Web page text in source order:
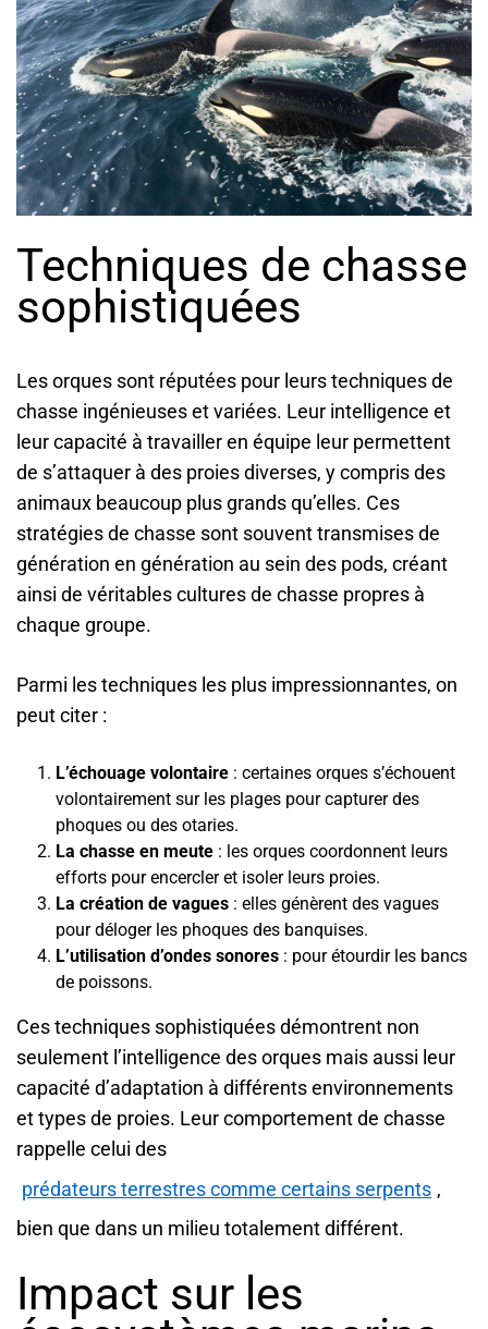
Techniques de chasse
sophistiquées
Les orques sont réputées pour leurs techniques de
chasse ingénieuses et variées. Leur intelligence et
leur capacité à travailler en équipe leur permettent
de s’attaquer à des proies diverses, y compris des
animaux beaucoup plus grands qu’elles. Ces
stratégies de chasse sont souvent transmises de
génération en génération au sein des pods, créant
ainsi de véritables cultures de chasse propres à
chaque groupe.
Parmi les techniques les plus impressionnantes, on
peut citer :
L’échouage volontaire : certaines orques s’échouent
volontairement sur les plages pour capturer des
phoques ou des otaries.
La chasse en meute : les orques coordonnent leurs
efforts pour encercler et isoler leurs proies.
La création de vagues : elles génèrent des vagues
pour déloger les phoques des banquises.
L’utilisation d’ondes sonores : pour étourdir les bancs
de poissons.
Ces techniques sophistiquées démontrent non
seulement l’intelligence des orques mais aussi leur
capacité d’adaptation à différents environnements
et types de proies. Leur comportement de chasse
rappelle celui des
prédateurs terrestres comme certains serpents ,
bien que dans un milieu totalement différent.
Impact sur les